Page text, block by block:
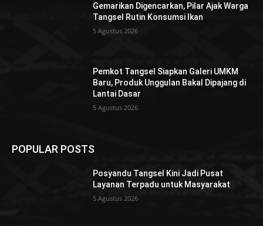
Gemarikan Digencarkan, Pilar Ajak Warga
Tangsel Rutin Konsumsi Ikan
5 Agustus 2026
Pemkot Tangsel Siapkan Galeri UMKM
Baru, Produk Unggulan Bakal Dipajang di
Lantai Dasar
5 Agustus 2026
POPULAR POSTS
Posyandu Tangsel Kini Jadi Pusat
Layanan Terpadu untuk Masyarakat
5 Agustus 2026